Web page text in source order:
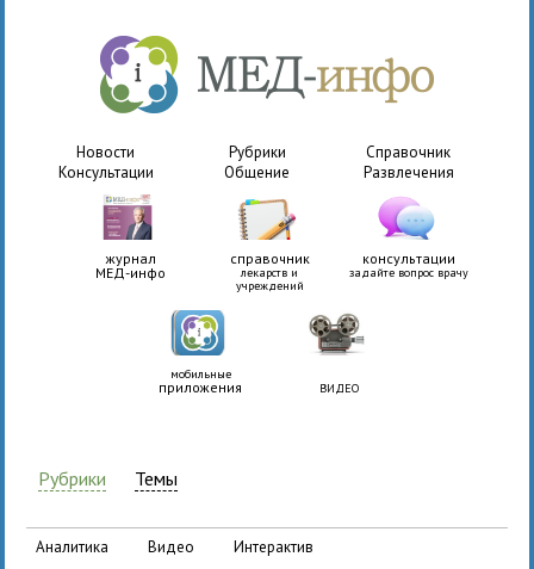
Новости Рубрики
Справочник
Консультации
Общение Развлечения
журнал
МЕД-инфо
справочник
лекарств и
учреждений
консультации
задайте вопрос врачу
мобильные
приложения ВИДЕО
Рубрики Темы
аналитика видео
интерактив